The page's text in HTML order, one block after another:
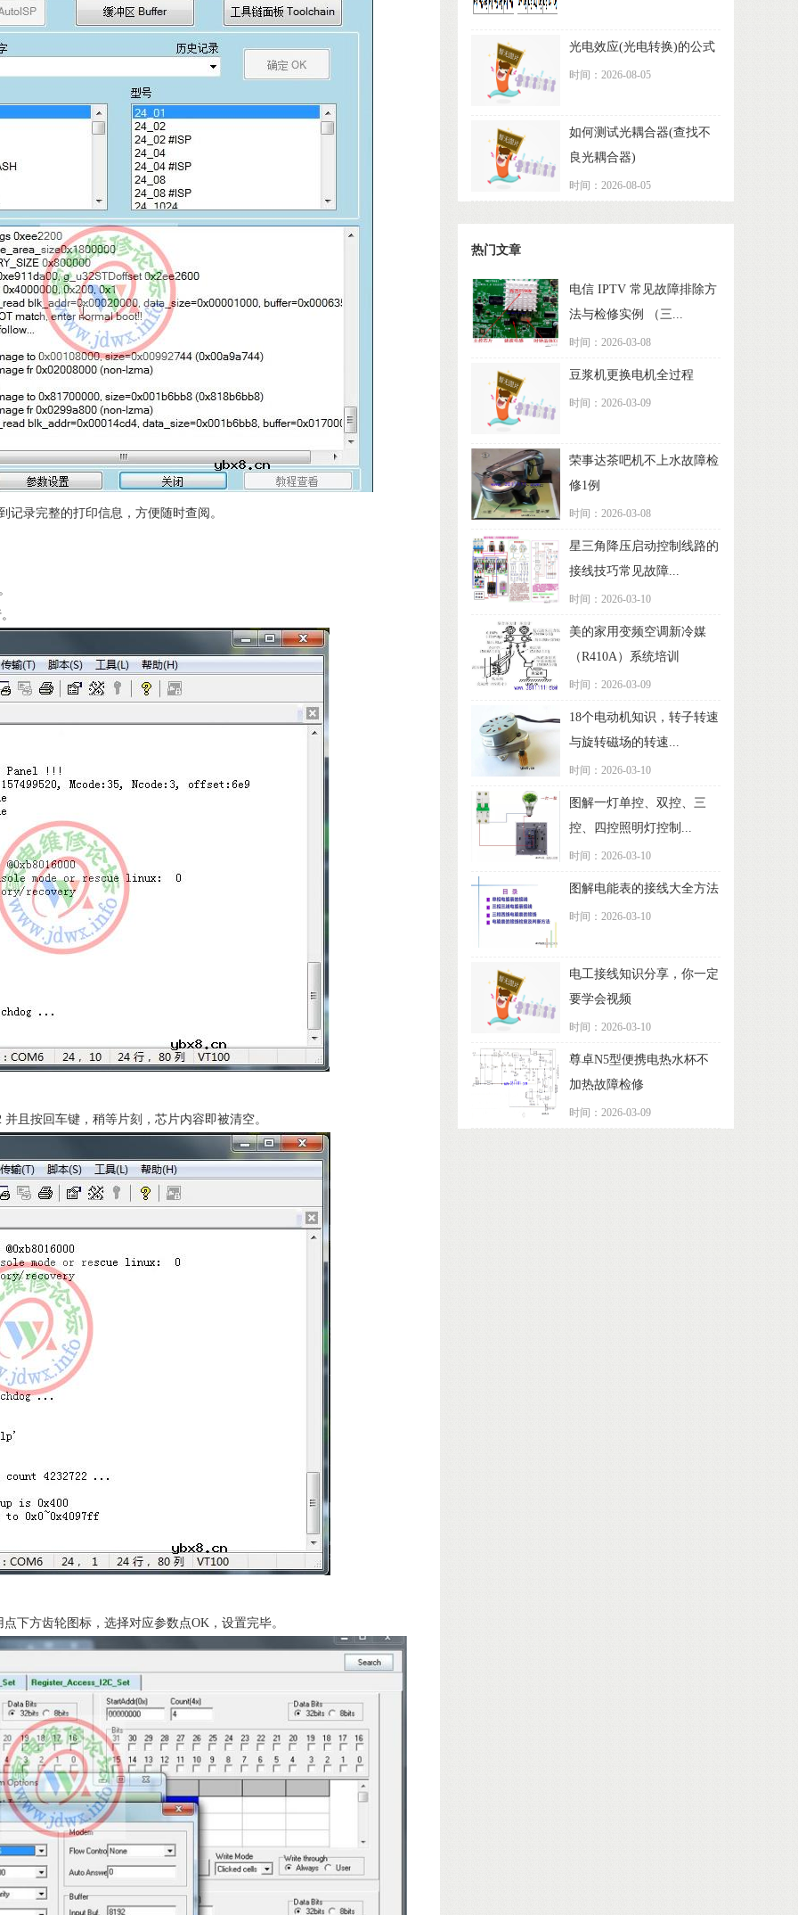
记录完整的打印信息，方便随时查阅。
并且按回车键，稍等片刻，芯片内容即被清空。
下方齿轮图标，选择对应参数点OK，设置完毕。
光电效应(光电转换)的公式
时间：2026-08-05
如何测试光耦合器(查找不
良光耦合器)
时间：2026-08-05
热门文章
电信 IPTV 常见故障排除方
法与检修实例 （三...
时间：2026-03-08
豆浆机更换电机全过程
时间：2026-03-09
荣事达茶吧机不上水故障检
修1例
时间：2026-03-08
星三角降压启动控制线路的
接线技巧常见故障...
时间：2026-03-10
美的家用变频空调新冷媒
（R410A）系统培训
时间：2026-03-09
18个电动机知识，转子转速
与旋转磁场的转速...
时间：2026-03-10
图解一灯单控、双控、三
控、四控照明灯控制...
时间：2026-03-10
图解电能表的接线大全方法
时间：2026-03-10
电工接线知识分享，你一定
要学会视频
时间：2026-03-10
尊卓N5型便携电热水杯不
加热故障检修
时间：2026-03-09